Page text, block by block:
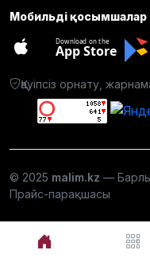
Мобильді қосымшалар
Download on the
App Store
Қауіпсіз орнату,
© 2025 malim.kz —
Прайс-парақшасы